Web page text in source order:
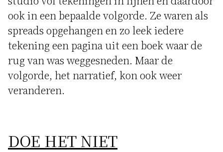
ook in een bepaalde volgorde. Ze waren als
spreads opgehangen en zo leek iedere
tekening een pagina uit een boek waar de
rug van was weggesneden. Maar de
volgorde, het narratief, kon ook weer
veranderen.
DOE HET NIET